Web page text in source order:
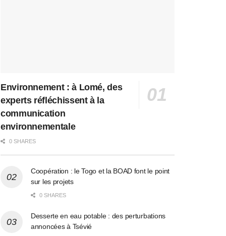
Environnement : à Lomé, des
experts réfléchissent à la
communication
environnementale
0 SHARES
Coopération : le Togo et la BOAD font le point
sur les projets
0 SHARES
Desserte en eau potable : des perturbations
annoncées à Tsévié